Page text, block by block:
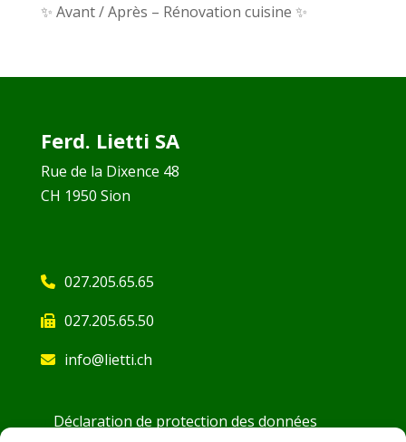
✨ Avant / Après – Rénovation cuisine ✨
Ferd. Lietti SA
Rue de la Dixence 48
CH 1950 Sion
027.205.65.65
027.205.65.50
info@lietti.ch
Déclaration de protection des données